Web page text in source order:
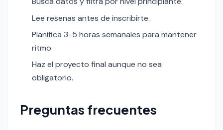
Lee resenas antes de inscribirte.
Planifica 3-5 horas semanales para mantener
ritmo.
Haz el proyecto final aunque no sea
obligatorio.
Preguntas frecuentes